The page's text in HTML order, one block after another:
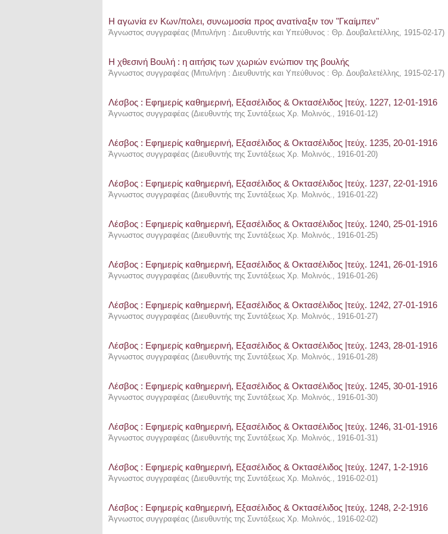
Η αγωνία εν Κων/πολει, συνωμοσία προς ανατίναξιν τον "Γκαίμπεν"
Άγνωστος συγγραφέας (Μιτυλήνη : Διευθυντής και Υπεύθυνος : Θρ. Δουβαλετέλλης, 1915-02-17)
Η χθεσινή Βουλή : η αιτήσις των χωριών ενώπιον της βουλής
Άγνωστος συγγραφέας (Μιτυλήνη : Διευθυντής και Υπεύθυνος : Θρ. Δουβαλετέλλης, 1915-02-17)
Λέσβος : Eφημερίς καθημερινή, Εξασέλιδος & Οκτασέλιδος |τεύχ. 1227, 12-01-1916
Άγνωστος συγγραφέας (Διευθυντής της Συντάξεως Χρ. Μολινός., 1916-01-12)
Λέσβος : Eφημερίς καθημερινή, Εξασέλιδος & Οκτασέλιδος |τεύχ. 1235, 20-01-1916
Άγνωστος συγγραφέας (Διευθυντής της Συντάξεως Χρ. Μολινός., 1916-01-20)
Λέσβος : Eφημερίς καθημερινή, Εξασέλιδος & Οκτασέλιδος |τεύχ. 1237, 22-01-1916
Άγνωστος συγγραφέας (Διευθυντής της Συντάξεως Χρ. Μολινός., 1916-01-22)
Λέσβος : Eφημερίς καθημερινή, Εξασέλιδος & Οκτασέλιδος |τεύχ. 1240, 25-01-1916
Άγνωστος συγγραφέας (Διευθυντής της Συντάξεως Χρ. Μολινός., 1916-01-25)
Λέσβος : Eφημερίς καθημερινή, Εξασέλιδος & Οκτασέλιδος |τεύχ. 1241, 26-01-1916
Άγνωστος συγγραφέας (Διευθυντής της Συντάξεως Χρ. Μολινός., 1916-01-26)
Λέσβος : Eφημερίς καθημερινή, Εξασέλιδος & Οκτασέλιδος |τεύχ. 1242, 27-01-1916
Άγνωστος συγγραφέας (Διευθυντής της Συντάξεως Χρ. Μολινός., 1916-01-27)
Λέσβος : Eφημερίς καθημερινή, Εξασέλιδος & Οκτασέλιδος |τεύχ. 1243, 28-01-1916
Άγνωστος συγγραφέας (Διευθυντής της Συντάξεως Χρ. Μολινός., 1916-01-28)
Λέσβος : Eφημερίς καθημερινή, Εξασέλιδος & Οκτασέλιδος |τεύχ. 1245, 30-01-1916
Άγνωστος συγγραφέας (Διευθυντής της Συντάξεως Χρ. Μολινός., 1916-01-30)
Λέσβος : Eφημερίς καθημερινή, Εξασέλιδος & Οκτασέλιδος |τεύχ. 1246, 31-01-1916
Άγνωστος συγγραφέας (Διευθυντής της Συντάξεως Χρ. Μολινός., 1916-01-31)
Λέσβος : Eφημερίς καθημερινή, Εξασέλιδος & Οκτασέλιδος |τεύχ. 1247, 1-2-1916
Άγνωστος συγγραφέας (Διευθυντής της Συντάξεως Χρ. Μολινός., 1916-02-01)
Λέσβος : Eφημερίς καθημερινή, Εξασέλιδος & Οκτασέλιδος |τεύχ. 1248, 2-2-1916
Άγνωστος συγγραφέας (Διευθυντής της Συντάξεως Χρ. Μολινός., 1916-02-02)